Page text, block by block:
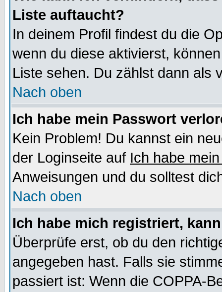
Liste auftaucht?
In deinem Profil findest du die
wenn du diese aktivierst,
Liste sehen. Du zählst dann als
Nach oben
Ich habe mein Passwort
Kein Problem! Du kannst ein
der Loginseite auf Ich habe
Anweisungen und du solltest
Nach oben
Ich habe mich registriert,
Überprüfe erst, ob du den
angegeben hast. Falls sie
passiert ist: Wenn die COPPA-